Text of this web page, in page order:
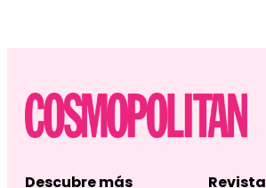
Descubre más
Revista